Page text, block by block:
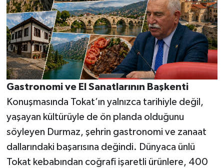
Gastronomi ve El Sanatlarının Başkenti
Konuşmasında Tokat’ın yalnızca tarihiyle değil,
yaşayan kültürüyle de ön planda olduğunu
söyleyen Durmaz, şehrin gastronomi ve zanaat
dallarındaki başarısına değindi. Dünyaca ünlü
Tokat kebabından coğrafi işaretli ürünlere, 400